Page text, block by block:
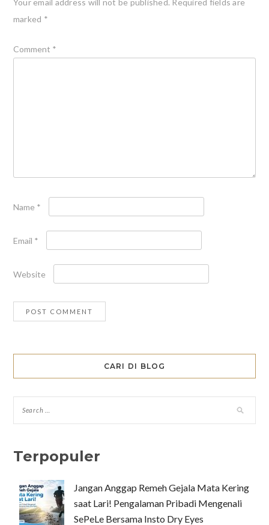
marked *
Comment *
Name *
Email *
Website
CARI DI BLOG
Terpopuler
Jangan Anggap Remeh Gejala Mata Kering
saat Lari! Pengalaman Pribadi Mengenali
SePeLe Bersama Insto Dry Eyes